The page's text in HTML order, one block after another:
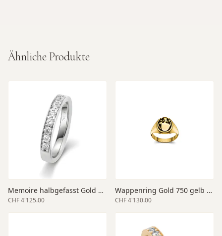
Ähnliche Produkte
Memoire halbgefasst Gold 750 weiss
CHF 4'125.00
Wappenring Gold 750 gelb 14 x 12 mm
CHF 4'130.00